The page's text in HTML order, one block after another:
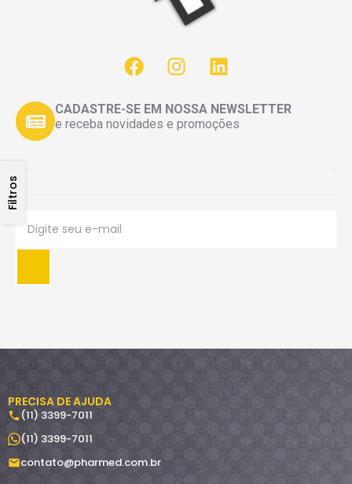
Filtros
CADASTRE-SE EM NOSSA NEWSLETTER
e receba novidades e promoções
PRECISA DE AJUDA
(11) 3399-7011
(11) 3399-7011
contato@pharmed.com.br